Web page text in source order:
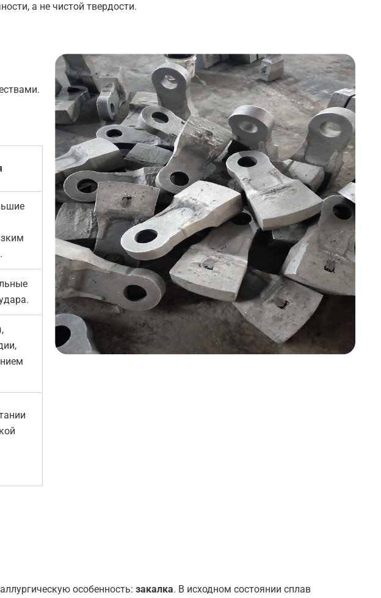
а не чистой твердости.
особенность: закалка. В исходном состоянии сплав